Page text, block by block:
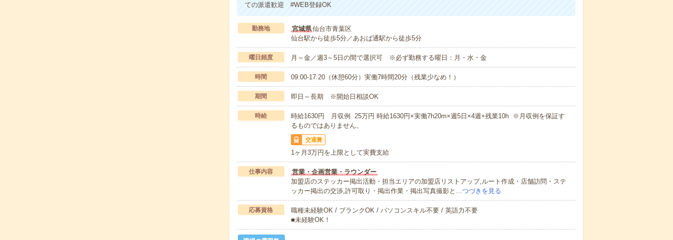
ての派遣歓迎 #WEB登録OK
勤務地 宮城県仙台市青葉区
仙台駅から徒歩5分／あおば通駅から徒歩5分
曜日頻度 月～金／週3～5日の間で選択可 ※必ず勤務する曜日：月・水・金
時間 09:00-17:20（休憩60分）実働7時間20分（残業少なめ！）
期間 即日～長期 ※開始日相談OK
時給
時給1630円 月収例 25万円 時給1630円×実働7h20m×週5日×4週+残業10h ※月収例を保証す
るものではありません。
交通費
1ヶ月3万円を上限として実費支給
仕事内容
営業・企画営業・ラウンダー
加盟店のステッカー掲出活動・担当エリアの加盟店リストアップ,ルート作成・店舗訪問・ステ
ッカー掲出の交渉,許可取り・掲出作業・掲出写真撮影と…つづきを見る
応募資格
職種未経験OK / ブランクOK / パソコンスキル不要 / 英語力不要
■未経験OK！